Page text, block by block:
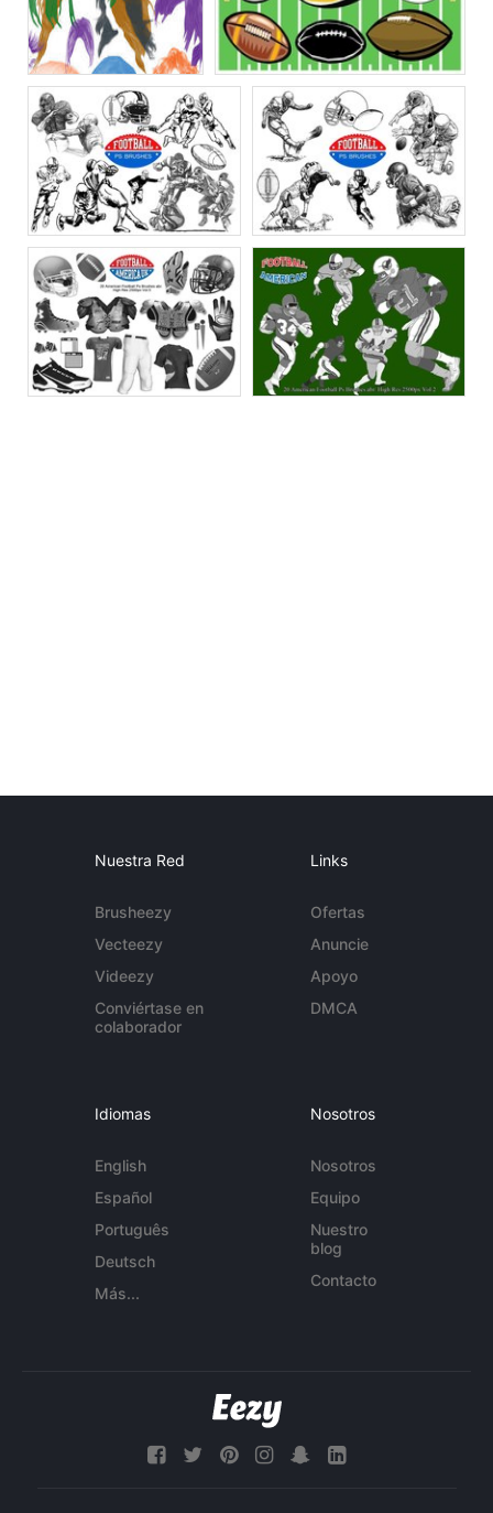
Nuestra Red
Brusheezy
Vecteezy
Videezy
Conviértase en
colaborador
Links
Ofertas
Anuncie
Apoyo
DMCA
Idiomas
English
Español
Português
Deutsch
Más...
Nosotros
Nosotros
Equipo
Nuestro
blog
Contacto